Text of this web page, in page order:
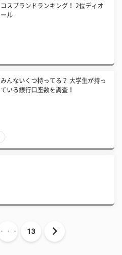
コスブランドランキング！ 2位ディオ
ール
みんないくつ持ってる？ 大学生が持っ
ている銀行口座数を調査！
・・・ 13